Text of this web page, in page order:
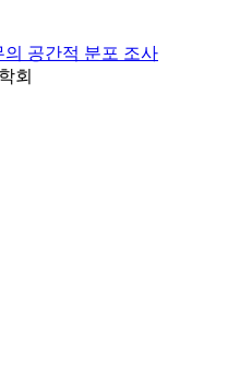
공간적 분포 조사
회